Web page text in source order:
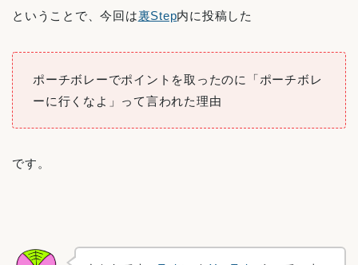
ということで、今回は裏Step内に投稿した
ポーチボレーでポイントを取ったのに「ポーチボレ
ーに行くなよ」って言われた理由
です。